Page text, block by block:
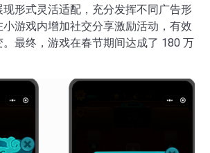
形式灵活适配，充分发挥不同广告形
游戏内增加社交分享激励活动，有效
最终，游戏在春节期间达成了 180 万